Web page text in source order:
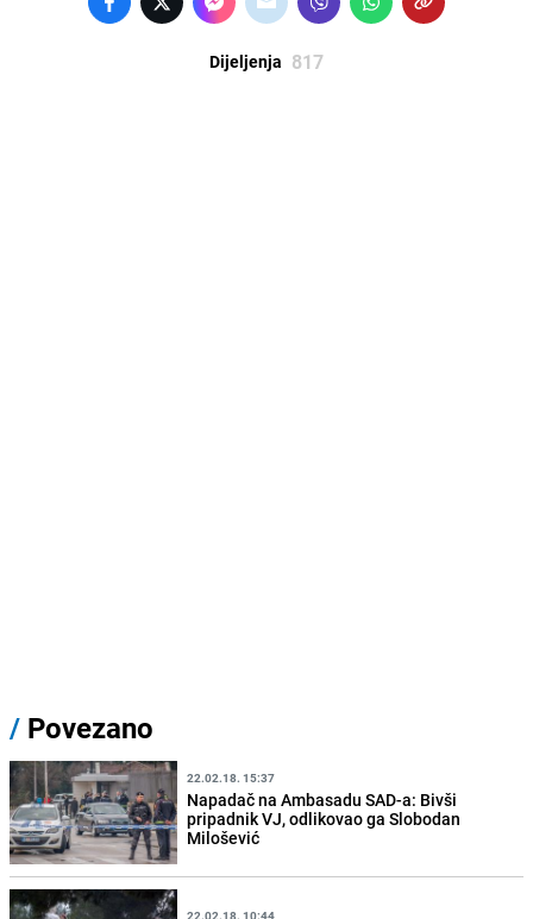
Dijeljenja 817
/ Povezano
22.02.18. 15:37
Napadač na Ambasadu SAD-a: Bivši
pripadnik VJ, odlikovao ga Slobodan
Milošević
22.02.18. 10:44